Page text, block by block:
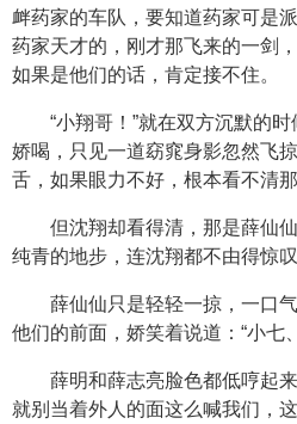
衅药家的车队，要知道药家可是
药家天才的，刚才那飞来的一剑
如果是他们的话，肯定接不住。
“小翔哥！”就在双方沉默的
娇喝，只见一道窈窕身影忽然飞
舌，如果眼力不好，根本看不清那
但沈翔却看得清，那是薛仙
纯青的地步，连沈翔都不由得惊叹
薛仙仙只是轻轻一掠，一口
他们的前面，娇笑着说道：“小七
薛明和薛志亮脸色都低哼起
就别当着外人的面这么喊我们，